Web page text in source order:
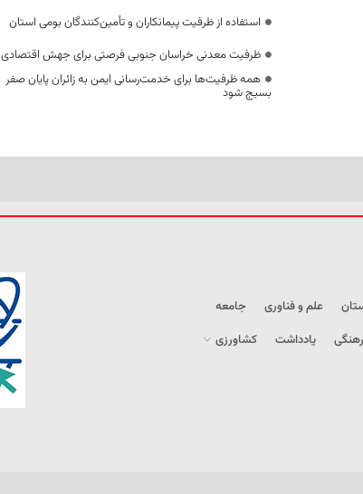
استفاده از ظرفیت پیمانکاران و تأمین‌کنندگان بومی استان
ظرفیت معدنی خراسان جنوبی فرصتی برای جهش اقتصادی
همه ظرفیت‌ها برای خدمت‌رسانی ایمن به زائران پایان صفر
بسیج شود
علم و فناوری
جامعه
یادداشت
کشاورزی